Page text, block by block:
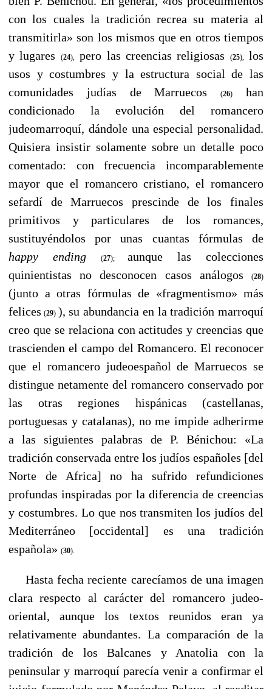
con los cuales la tradición recrea su materia al
transmitirla» son los mismos que en otros tiempos
y lugares
(24), pero las creencias religiosas (25),
los
usos y costumbres y la estructura social de las
comunidades judías de Marruecos(26)
han
condicionado la evolución del romancero
judeomarroquí, dándole una especial personalidad.
Quisiera insistir solamente sobre un detalle poco
comentado: con frecuencia incomparablemente
mayor que el romancero cristiano, el romancero
sefardí de Marruecos prescinde de los finales
primitivos y particulares de los romances,
sustituyéndolos por unas cuantas fórmulas de
happy ending
(27);aunque las colecciones
quinientistas no desconocen casos análogos
(28)
(junto a otras fórmulas de «fragmentismo» más
felices (29) ), su abundancia en la tradición marroquí
creo que se relaciona con actitudes y creencias que
trascienden el campo del Romancero. El reconocer
que el romancero judeoespañol de Marruecos se
distingue netamente del romancero conservado por
las otras regiones hispánicas (castellanas,
portuguesas y catalanas), no me impide adherirme
a las siguientes palabras de P. Bénichou: «La
tradición conservada entre los judíos españoles [del
Norte de Africa] no ha sufrido refundiciones
profundas inspiradas por la diferencia de creencias
y costumbres. Lo que nos transmiten los judíos del
Mediterráneo [occidental] es una tradición
española» (30).
Hasta fecha reciente carecíamos de una imagen
clara respecto al carácter del romancero judeo-
oriental, aunque los textos reunidos eran ya
relativamente abundantes. La comparación de la
tradición de los Balcanes y Anatolia con la
peninsular y marroquí parecía venir a confirmar el